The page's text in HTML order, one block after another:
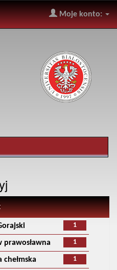
Moje konto:
1
1
prawosławna
1
chełmska